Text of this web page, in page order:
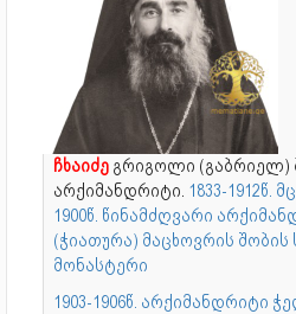
ჩხაიძე გრიგოლი (გაბრიელ)
არქიმანდრიტი. 1833-1912წ.
1900წ. წინამძღვარი
(ჭიათურა) მაცხოვრის
მონასტერი
1903-1906წ. არქიმანდრიტი